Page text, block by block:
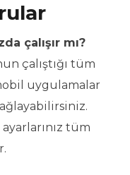
çalışır mı?
çalıştığı tüm
uygulamalar
tüm